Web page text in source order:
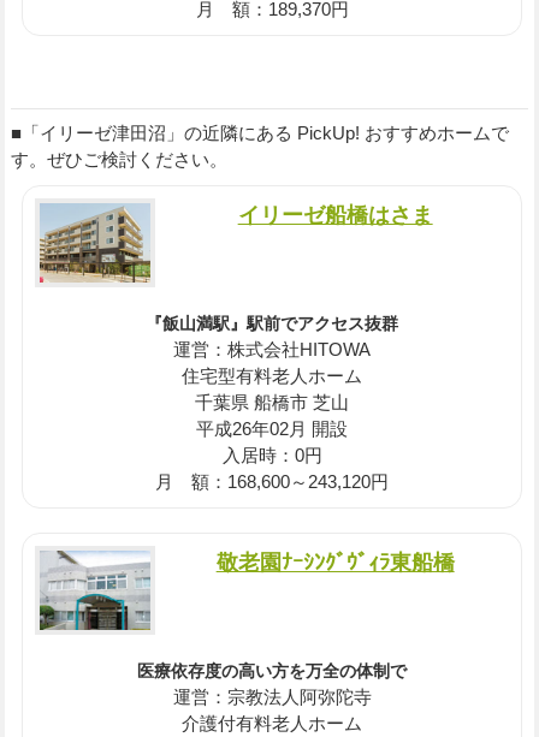
月 額：189,370円
■「イリーゼ津田沼」の近隣にある PickUp! おすすめホームで
す。ぜひご検討ください。
イリーゼ船橋はさま
『飯山満駅』駅前でアクセス抜群
運営：株式会社HITOWA
住宅型有料老人ホーム
千葉県 船橋市 芝山
平成26年02月 開設
入居時：0円
月 額：168,600～243,120円
敬老園ﾅｰｼﾝｸﾞｳﾞｨﾗ東船橋
医療依存度の高い方を万全の体制で
運営：宗教法人阿弥陀寺
介護付有料老人ホーム